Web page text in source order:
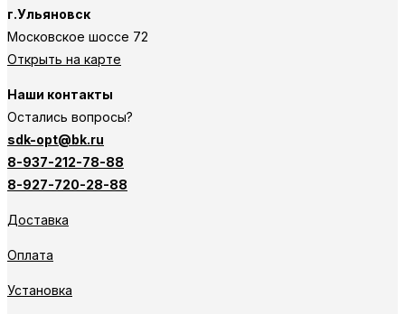
г.Ульяновск
Московское шоссе 72
Открыть на карте
Наши контакты
Остались вопросы?
sdk-opt@bk.ru
8-937-212-78-88
8-927-720-28-88
Доставка
Оплата
Установка